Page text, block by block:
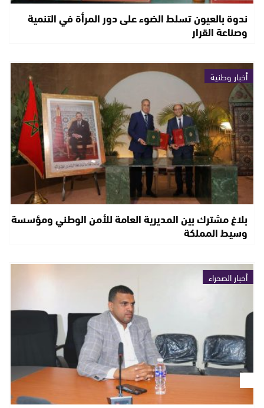
ندوة بالعيون تسلط الضوء على دور المرأة في التنمية
وصناعة القرار
أخبار وطنية
بلاغ مشترك بين المديرية العامة للأمن الوطني ومؤسسة
وسيط المملكة
أخبار الصحراء